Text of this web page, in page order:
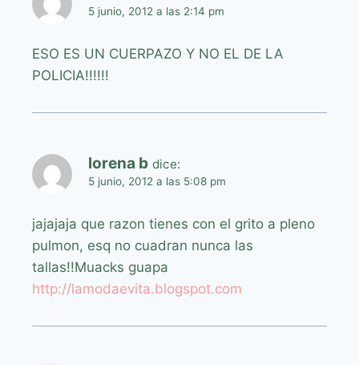
5 junio, 2012 a las 2:14 pm
ESO ES UN CUERPAZO Y NO EL DE LA
POLICIA!!!!!!
lorena b dice:
5 junio, 2012 a las 5:08 pm
jajajaja que razon tienes con el grito a pleno
pulmon, esq no cuadran nunca las
tallas!!Muacks guapa
http://lamodaevita.blogspot.com